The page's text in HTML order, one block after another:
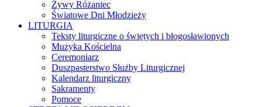
Żywy Różaniec
Światowe Dni Młodzieży
LITURGIA
Teksty liturgiczne o świętych i błogosławionych
Muzyka Kościelna
Ceremoniarz
Duszpasterstwo Służby Liturgicznej
Kalendarz liturgiczny
Sakramenty
Pomoce